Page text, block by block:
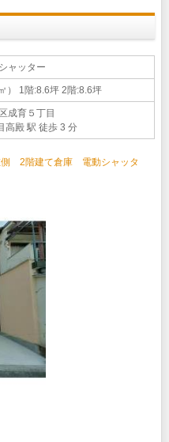
ャッター
） 1階:8.6坪 2階:8.6坪
成育５丁目
殿 駅 徒歩 3 分
側 2階建て倉庫 電動シャッタ